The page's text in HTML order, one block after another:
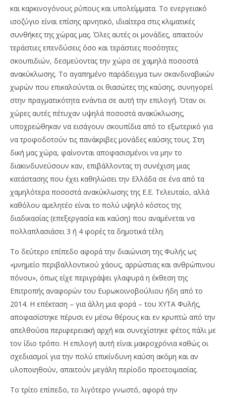
και καρκινογόνους ρύπους και υπολείμματα. Το ενεργειακό
ισοζύγιο είναι επίσης αρνητικό, ιδιαίτερα στις κλιματικές
συνθήκες της χώρας μας. Όλες αυτές οι μονάδες, απαιτούν
τεράστιες επενδύσεις όσο και τεράστιες ποσότητες
σκουπιδιών, δεσμεύοντας την χώρα σε χαμηλά ποσοστά
ανακύκλωσης. Το αγαπημένο παράδειγμα των σκανδιναβικών
χωρών που επικαλούνται οι θιασώτες της καύσης, συνηγορεί
στην πραγματικότητα ενάντια σε αυτή την επιλογή. Όταν οι
χώρες αυτές πέτυχαν υψηλά ποσοστά ανακύκλωσης,
υποχρεώθηκαν να εισάγουν σκουπίδια από το εξωτερικό για
να τροφοδοτούν τις πανάκριβες μονάδες καύσης τους. Στη
δική μας χώρα, φαίνονται αποφασισμένοι να μην το
διακινδυνεύσουν καν, επιβάλλοντας τη συνέχιση μιας
κατάστασης που έχει καθηλώσει την Ελλάδα σε ένα από τα
χαμηλότερα ποσοστά ανακύκλωσης της Ε.Ε. Τελευταίο, αλλά
καθόλου αμελητέο είναι το πολύ υψηλό κόστος της
διαδικασίας (επεξεργασία και καύση) που αναμένεται να
πολλαπλασιάσει 3 ή 4 φορές τα δημοτικά τέλη.
Το δεύτερο επίπεδο αφορά την διαιώνιση της Φυλής ως
«μνημείο περιβαλλοντικού χάους, αρρώστιας και ανθρώπινου
πόνου», όπως είχε περιγράψει γλαφυρά η έκθεση της
Επιτροπής αναφορών του Ευρωκοινοβούλιου ήδη από το
2014. Η επέκταση – για άλλη μια φορά – του ΧΥΤΑ Φυλής,
αποφασίστηκε πέρυσι εν μέσω θέρους και εν κρυπτώ από την
απελθούσα περιφερειακή αρχή και συνεχίστηκε φέτος πάλι με
τον ίδιο τρόπο. Η επιλογή αυτή είναι μακροχρόνια καθώς οι
σχεδιασμοί για την πολύ επικίνδυνη καύση ακόμη και αν
υλοποιηθούν, απαιτούν μεγάλη περίοδο προετοιμασίας.
Το τρίτο επίπεδο, το λιγότερο γνωστό, αφορά την